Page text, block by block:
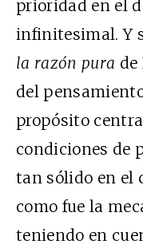
prioridad en el
infinitesimal. Y
la razón pura de
del
propósito
condiciones de
tan sólido en el
como fue la
teniendo en